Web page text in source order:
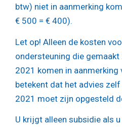
btw) niet in aanmerking
€ 500 = € 400).
Let op! Alleen de kosten
ondersteuning die
2021 komen in aanmerking
betekent dat het advies
2021 moet zijn opgesteld
U krijgt alleen subsidie als